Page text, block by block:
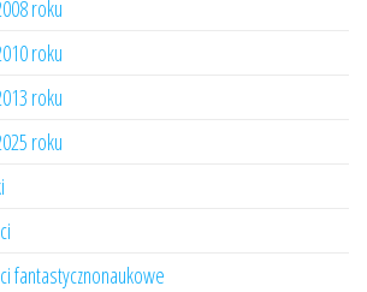
roku
roku
roku
roku
fantastycznonaukowe